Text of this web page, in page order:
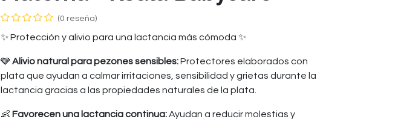
(0 reseña)
✨ Protección y alivio para una lactancia más cómoda ✨
🩶 Alivio natural para pezones sensibles:Protectores elaborados con
plata que ayudan a calmar irritaciones, sensibilidad y grietas durante la
lactancia gracias a las propiedades naturales de la plata.
👶 Favorecen una lactancia continua:Ayudan a reducir molestias y